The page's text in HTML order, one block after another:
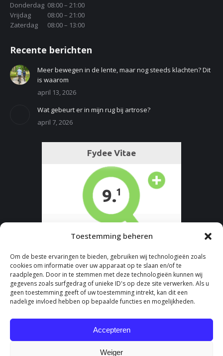
Toestemming beheren
Om de beste ervaringen te bieden, gebruiken wij technologieën zoals
cookies om informatie over uw apparaat op te slaan en/of te
raadplegen. Door in te stemmen met deze technologieën kunnen wij
gegevens zoals surfgedrag of unieke ID's op deze site verwerken. Als u
geen toestemming geeft of uw toestemming intrekt, kan dit een
nadelige invloed hebben op bepaalde functies en mogelijkheden.
Accepteren
Weiger
Donderdag 08:00 – 21:00
Vrijdag
08:00 – 21:00
Zaterdag
08:00 – 13:00
Recente berichten
Meer bewegen in de lente, maar nog steeds klachten? Dit
is waarom
april 13, 2026
Wat gebeurt er in mijn rug bij artrose?
april 7, 2026